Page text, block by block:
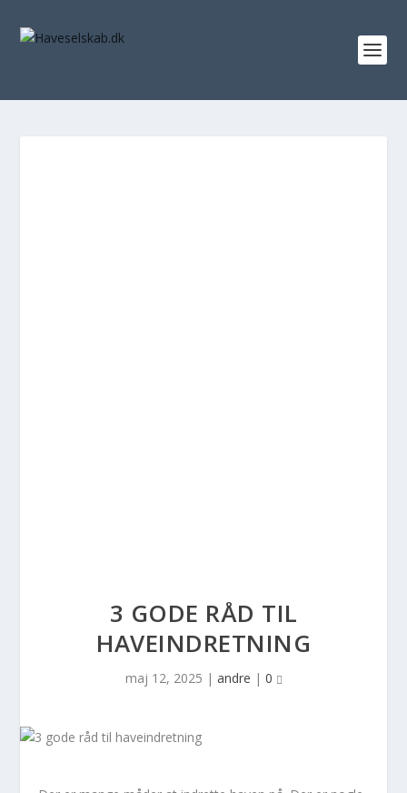
3 GODE RÅD TIL
HAVEINDRETNING
maj 12, 2025 | andre | 0